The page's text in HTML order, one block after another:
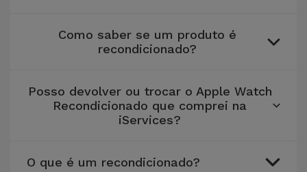
Google
Carregadores
e Colunas
Como saber se um produto é
recondicionado?
Posso devolver ou trocar o Apple Watch
Recondicionado que comprei na
iServices?
O que é um recondicionado?